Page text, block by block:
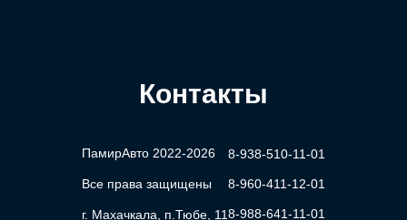
Контакты
ПамирАвто 2022-2026
Все права защищены
г. Махачкала, п.Тюбе, 11
8-938-510-11-01
8-960-411-12-01
8-988-641-11-01